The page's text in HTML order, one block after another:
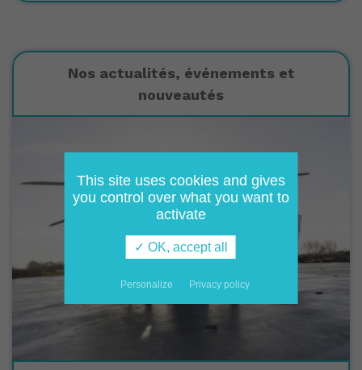
Nos actualités, événements et
nouveautés
This site uses cookies and gives
you control over what you want to
activate
✓ OK, accept all
Personalize Privacy policy